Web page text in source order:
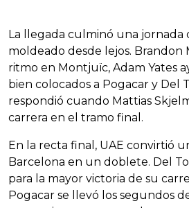
La llegada culminó una jornada
moldeado desde lejos. Brandon
ritmo en Montjuïc, Adam Yates
bien colocados a Pogacar y Del
respondió cuando Mattias
carrera en el tramo final.
En la recta final, UAE convirtió
Barcelona en un doblete. Del
para la mayor victoria de su
Pogacar se llevó los segundos